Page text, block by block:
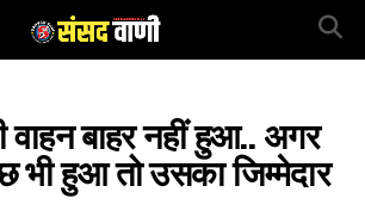
वाहन बाहर नहीं हुआ.. अगर
भी हुआ तो उसका जिम्मेदार